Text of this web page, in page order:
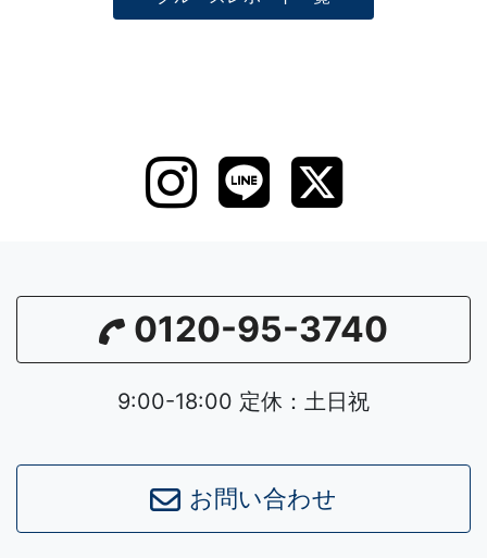
0120-95-3740
9:00-18:00 定休：土日祝
お問い合わせ